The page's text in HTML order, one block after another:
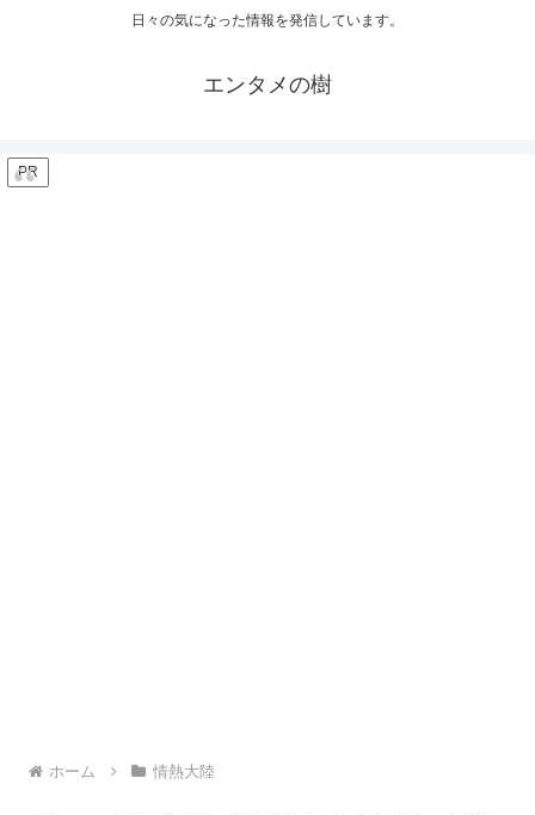
日々の気になった情報を発信しています。
エンタメの樹
PR
ホーム 情熱大陸